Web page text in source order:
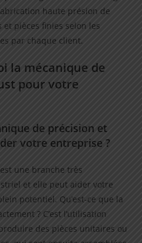
haute présion de
et pièces finies selon les
par chaque client.
la mécanique de
pour votre
de précision et
votre entreprise ?
une branche très
et elle peut aider votre
potentiel. Qu’est-ce que la
? C’est l’utilisation
des pièces unitaires ou